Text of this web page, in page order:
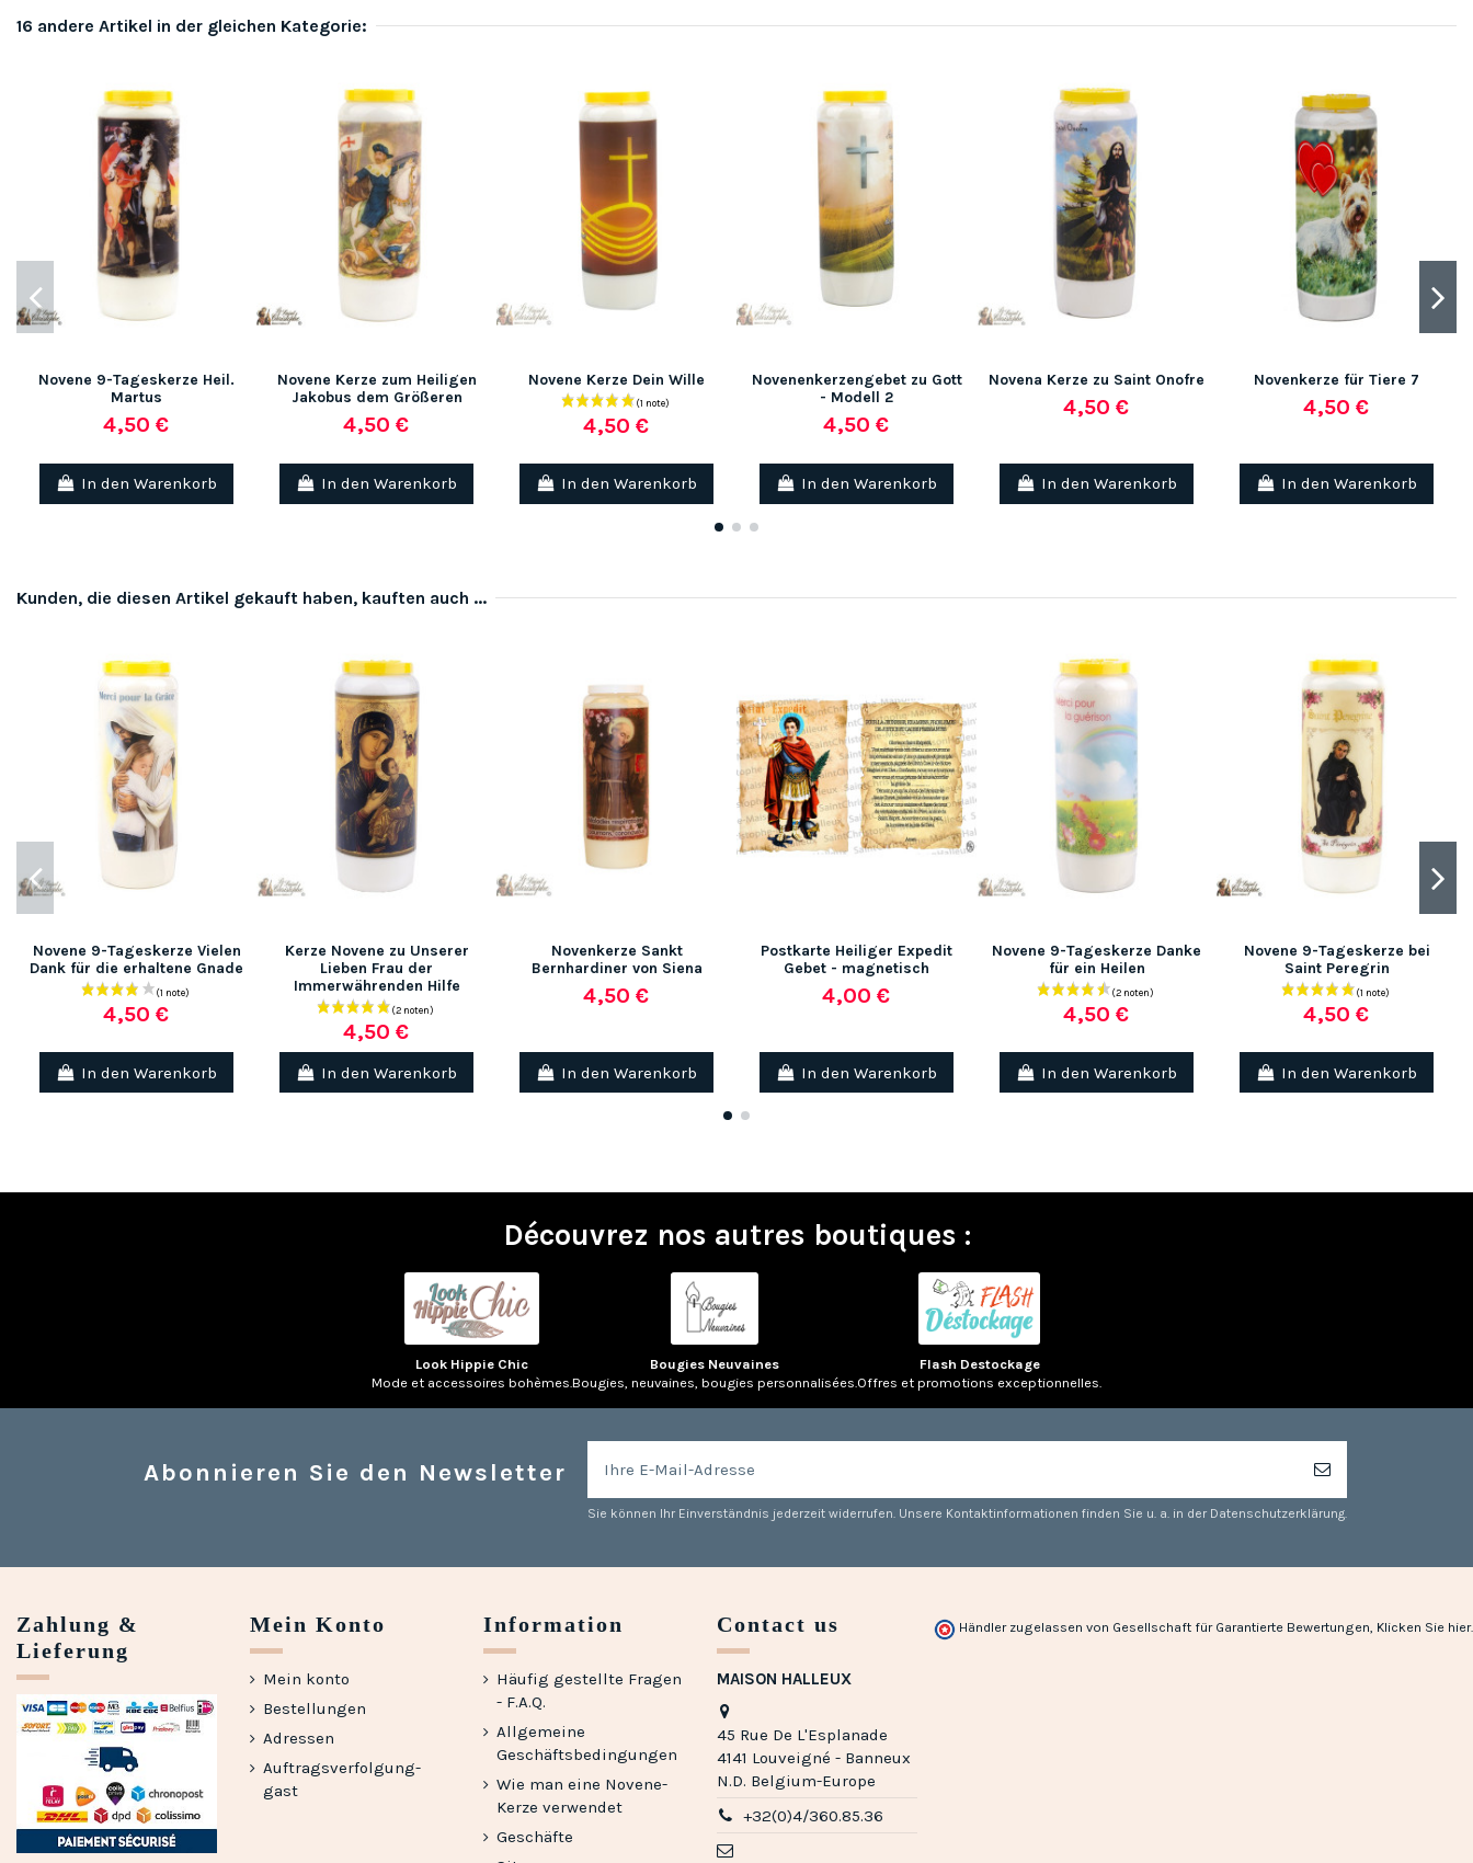
(3 noten) (1 note)
16 andere Artikel in der gleichen Kategorie:
Novene 9-Tageskerze Heil.
Martus
4,50 €
In den Warenkorb
Novene Kerze zum Heiligen
Jakobus dem Größeren
4,50 €
In den Warenkorb
Novene Kerze Dein Wille
4,50 €
In den Warenkorb
Novenenkerzengebet zu Gott
- Modell 2
4,50 €
In den Warenkorb
Novena Kerze zu Saint Onofre
4,50 €
In den Warenkorb
Novenkerze für Tiere 7
4,50 €
In den Warenkorb
Kunden, die diesen Artikel gekauft haben, kauften auch ...
Novene 9-Tageskerze Vielen
Dank für die erhaltene Gnade
4,50 €
In den Warenkorb
Kerze Novene zu Unserer
Lieben Frau der
Immerwährenden Hilfe
4,50 €
In den Warenkorb
Novenkerze Sankt
Bernhardiner von Siena
4,50 €
In den Warenkorb
Postkarte Heiliger Expedit
Gebet - magnetisch
4,00 €
In den Warenkorb
Novene 9-Tageskerze Danke
für ein Heilen
4,50 €
In den Warenkorb
Novene 9-Tageskerze bei
Saint Peregrin
4,50 €
In den Warenkorb
Découvrez nos autres boutiques :
Look Hippie Chic
Mode et accessoires bohèmes.
Bougies Neuvaines
Bougies, neuvaines, bougies personnalisées.
Flash Destockage
Offres et promotions exceptionnelles.
Abonnieren Sie den Newsletter
Sie können Ihr Einverständnis jederzeit widerrufen. Unsere Kontaktinformationen finden Sie u. a. in der Datenschutzerklärung.
Zahlung &
Lieferung
Mein Konto
Mein konto
Bestellungen
Adressen
Auftragsverfolgung-
gast
Information
Häufig gestellte Fragen
- F.A.Q.
Allgemeine
Geschäftsbedingungen
Wie man eine Novene-
Kerze verwendet
Geschäfte
Contact us
MAISON HALLEUX
45 Rue De L'Esplanade
4141 Louveigné - Banneux
N.D. Belgium-Europe
+32(0)4/360.85.36
Händler zugelassen von Gesellschaft für Garantierte Bewertungen, Klicken Sie hier.